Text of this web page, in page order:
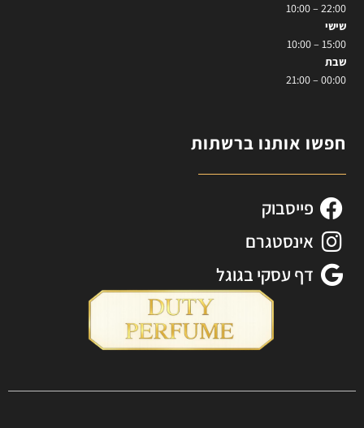
22:00 – 10:00
שישי
15:00 – 10:00
שבת
00:00 – 21:00
חפשו אותנו ברשתות
פייסבוק
אינסטגרם
דף עסקי בגוגל